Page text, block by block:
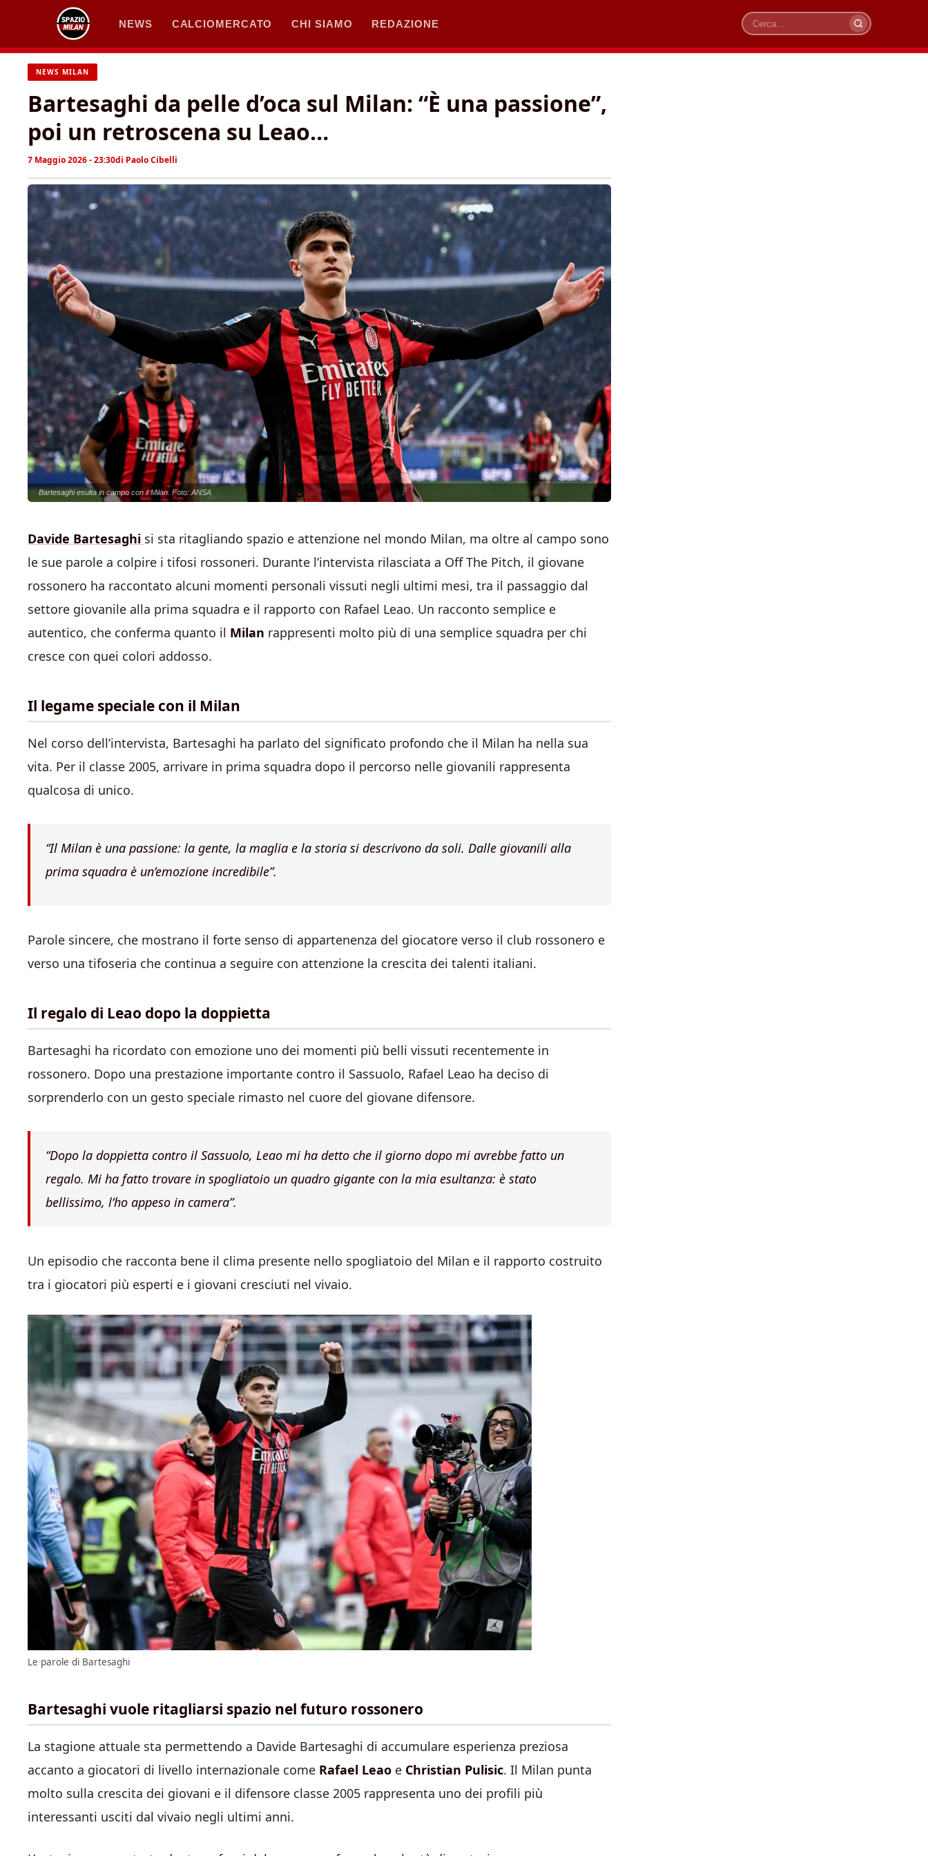
contenuto
NEWS CALCIOMERCATO CHI SIAMO REDAZIONE
Cerca
NEWS MILAN
Bartesaghi da pelle d’oca sul Milan: “È una passione”,
poi un retroscena su Leao…
7 Maggio 2026 - 23:30di Paolo Cibelli
Bartesaghi esulta in campo con il Milan. Foto: ANSA
Davide Bartesaghi si sta ritagliando spazio e attenzione nel mondo Milan, ma oltre al campo sono
le sue parole a colpire i tifosi rossoneri. Durante l’intervista rilasciata a Off The Pitch, il giovane
rossonero ha raccontato alcuni momenti personali vissuti negli ultimi mesi, tra il passaggio dal
settore giovanile alla prima squadra e il rapporto con Rafael Leao. Un racconto semplice e
autentico, che conferma quanto il Milan rappresenti molto più di una semplice squadra per chi
cresce con quei colori addosso.
Il legame speciale con il Milan
Nel corso dell’intervista, Bartesaghi ha parlato del significato profondo che il Milan ha nella sua
vita. Per il classe 2005, arrivare in prima squadra dopo il percorso nelle giovanili rappresenta
qualcosa di unico.
“Il Milan è una passione: la gente, la maglia e la storia si descrivono da soli. Dalle giovanili alla
prima squadra è un’emozione incredibile”.
Parole sincere, che mostrano il forte senso di appartenenza del giocatore verso il club rossonero e
verso una tifoseria che continua a seguire con attenzione la crescita dei talenti italiani.
Il regalo di Leao dopo la doppietta
Bartesaghi ha ricordato con emozione uno dei momenti più belli vissuti recentemente in
rossonero. Dopo una prestazione importante contro il Sassuolo, Rafael Leao ha deciso di
sorprenderlo con un gesto speciale rimasto nel cuore del giovane difensore.
“Dopo la doppietta contro il Sassuolo, Leao mi ha detto che il giorno dopo mi avrebbe fatto un
regalo. Mi ha fatto trovare in spogliatoio un quadro gigante con la mia esultanza: è stato
bellissimo, l’ho appeso in camera”.
Un episodio che racconta bene il clima presente nello spogliatoio del Milan e il rapporto costruito
tra i giocatori più esperti e i giovani cresciuti nel vivaio.
Le parole di Bartesaghi
Bartesaghi vuole ritagliarsi spazio nel futuro rossonero
La stagione attuale sta permettendo a Davide Bartesaghi di accumulare esperienza preziosa
accanto a giocatori di livello internazionale come Rafael Leao e Christian Pulisic. Il Milan punta
molto sulla crescita dei giovani e il difensore classe 2005 rappresenta uno dei profili più
interessanti usciti dal vivaio negli ultimi anni.